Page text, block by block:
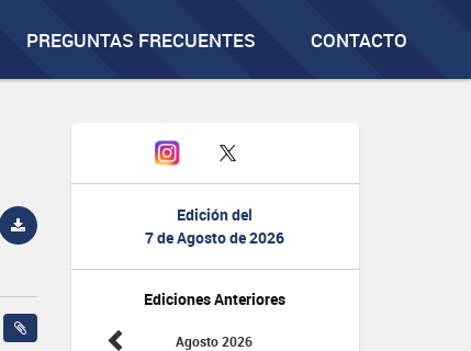
PREGUNTAS FRECUENTES CONTACTO
Edición del
7 de Agosto de 2026
Ediciones Anteriores
Agosto 2026